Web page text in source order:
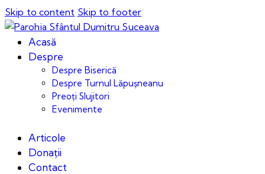
Skip to content Skip to footer
Acasă
Despre
Despre Biserică
Despre Turnul Lăpușneanu
Preoți Slujitori
Evenimente
Articole
Donații
Contact